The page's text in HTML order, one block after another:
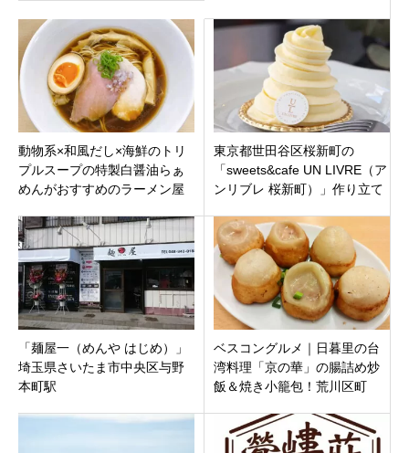
を徹底解説！
動物系×和風だし×海鮮のトリ
プルスープの特製白醤油らぁ
めんがおすすめのラーメン屋
市伊草にオープン
東京都世田谷区桜新町の
「sweets&cafe UN LIVRE（ア
ンリブレ 桜新町）」作り立て
「麺屋一（めんや はじめ）」
埼玉県さいたま市中央区与野
本町駅
ベスコングルメ｜日暮里の台
湾料理「京の華」の腸詰め炒
飯＆焼き小籠包！荒川区町
グルメ【5/31】